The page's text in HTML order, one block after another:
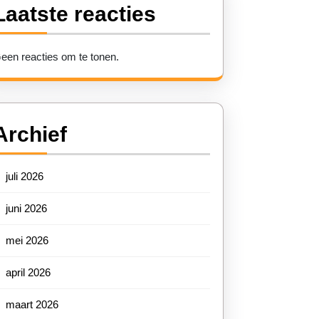
reacties
reacties om te tonen.
juli 2026
juni 2026
mei 2026
april 2026
maart 2026